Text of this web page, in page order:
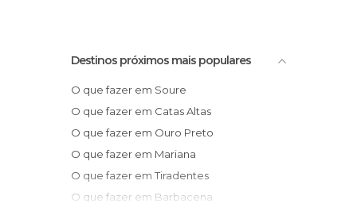
Destinos próximos mais populares
O que fazer em Soure
O que fazer em Catas Altas
O que fazer em Ouro Preto
O que fazer em Mariana
O que fazer em Tiradentes
O que fazer em Barbacena